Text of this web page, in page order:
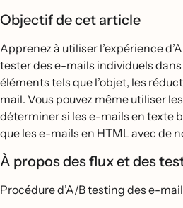
Objectif de cet article
Apprenez à utiliser l’expérience
tester des e-mails individuels
éléments tels que l’objet, les
mail. Vous pouvez même utiliser
déterminer si les e-mails en texte
que les e-mails en HTML avec de
À propos des flux et des
Procédure d’A/B testing des e-